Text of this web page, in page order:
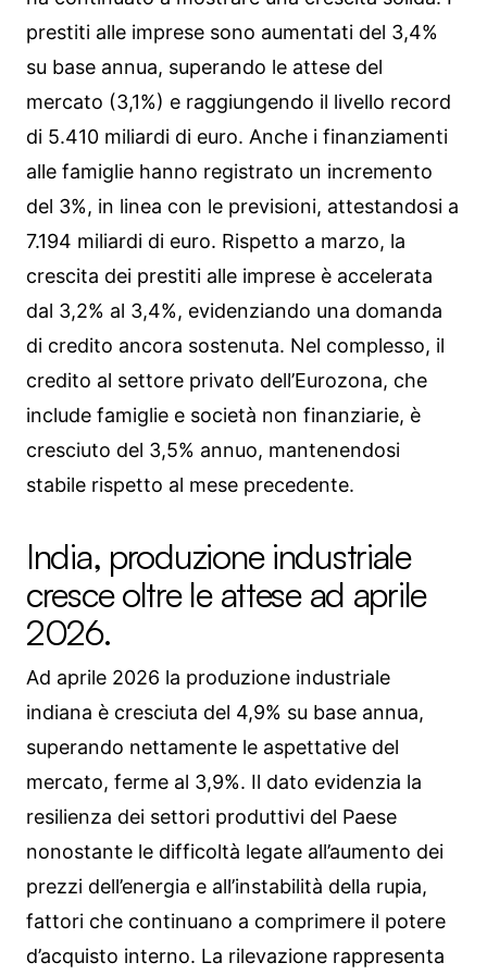
prestiti alle imprese sono aumentati del 3,4%
su base annua, superando le attese del
mercato (3,1%) e raggiungendo il livello record
di 5.410 miliardi di euro. Anche i finanziamenti
alle famiglie hanno registrato un incremento
del 3%, in linea con le previsioni, attestandosi a
7.194 miliardi di euro. Rispetto a marzo, la
crescita dei prestiti alle imprese è accelerata
dal 3,2% al 3,4%, evidenziando una domanda
di credito ancora sostenuta. Nel complesso, il
credito al settore privato dell’Eurozona, che
include famiglie e società non finanziarie, è
cresciuto del 3,5% annuo, mantenendosi
stabile rispetto al mese precedente.
India, produzione industriale
cresce oltre le attese ad aprile
2026.
Ad aprile 2026 la produzione industriale
indiana è cresciuta del 4,9% su base annua,
superando nettamente le aspettative del
mercato, ferme al 3,9%. Il dato evidenzia la
resilienza dei settori produttivi del Paese
nonostante le difficoltà legate all’aumento dei
prezzi dell’energia e all’instabilità della rupia,
fattori che continuano a comprimere il potere
d’acquisto interno. La rilevazione rappresenta